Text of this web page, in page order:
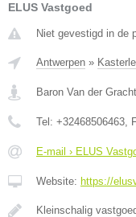
ELUS Vastgoed
Niet gevestigd in de
Antwerpen »
Baron Van der
Tel: +32468506463,
E-mail › ELUS
Website: https://
Kleinschalig